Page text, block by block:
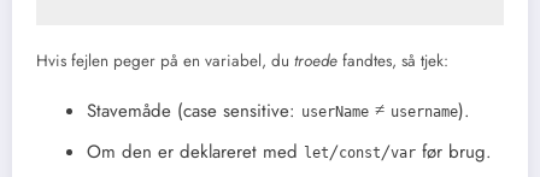
Hvis fejlen peger på en variabel, du troede fandtes, så tjek:
Stavemåde (case sensitive: userName ≠ username).
Om den er deklareret med let/const/var før brug.